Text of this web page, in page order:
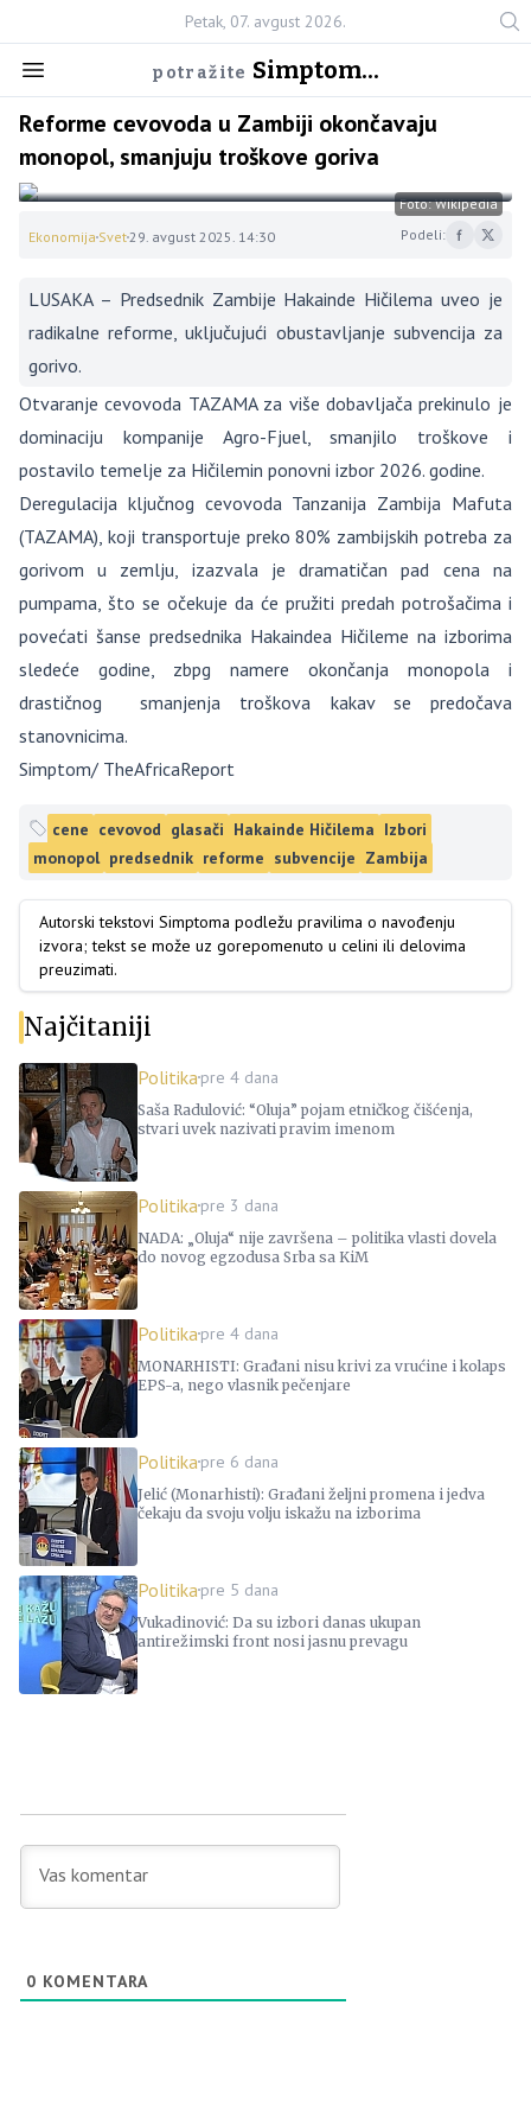
Petak, 07. avgust 2026.
potražite Simptom...
Reforme cevovoda u Zambiji okončavaju
monopol, smanjuju troškove goriva
Foto: Wikipedia
Ekonomija Svet29. avgust 2025. 14:30 Podeli:
LUSAKA – Predsednik Zambije Hakainde Hičilema uveo je
radikalne reforme, uključujući obustavljanje subvencija za
gorivo.
Otvaranje cevovoda TAZAMA za više dobavljača prekinulo je
dominaciju kompanije Agro-Fjuel, smanjilo troškove i
postavilo temelje za Hičilemin ponovni izbor 2026. godine.
Deregulacija ključnog cevovoda Tanzanija Zambija Mafuta
(TAZAMA), koji transportuje preko 80% zambijskih potreba za
gorivom u zemlju, izazvala je dramatičan pad cena na
pumpama, što se očekuje da će pružiti predah potrošačima i
povećati šanse predsednika Hakaindea Hičileme na izborima
sledeće godine, zbpg namere okončanja monopola i
drastičnog smanjenja troškova kakav se predočava
stanovnicima.
Simptom/ TheAfricaReport
cene cevovod glasači Hakainde Hičilema Izbori
monopol predsednik reforme subvencije Zambija
Autorski tekstovi Simptoma podležu pravilima o navođenju
izvora; tekst se može uz gorepomenuto u celini ili delovima
preuzimati.
Najčitaniji
Politikapre 4 dana
Saša Radulović: “Oluja” pojam etničkog čišćenja,
stvari uvek nazivati pravim imenom
Politikapre 3 dana
NADA: „Oluja“ nije završena – politika vlasti dovela
do novog egzodusa Srba sa KiM
Politikapre 4 dana
MONARHISTI: Građani nisu krivi za vrućine i kolaps
EPS-a, nego vlasnik pečenjare
Politikapre 6 dana
Jelić (Monarhisti): Građani željni promena i jedva
čekaju da svoju volju iskažu na izborima
Politikapre 5 dana
Vukadinović: Da su izbori danas ukupan
antirežimski front nosi jasnu prevagu
0 KOMENTARA